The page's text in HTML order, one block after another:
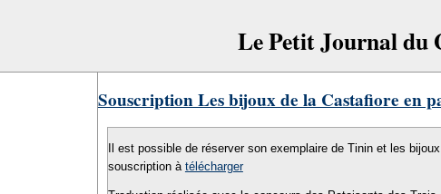
Le Petit Journal du
Souscription Les bijoux de la Castafiore en
Il est possible de réserver son exemplaire de Tinin et les
souscription à télécharger